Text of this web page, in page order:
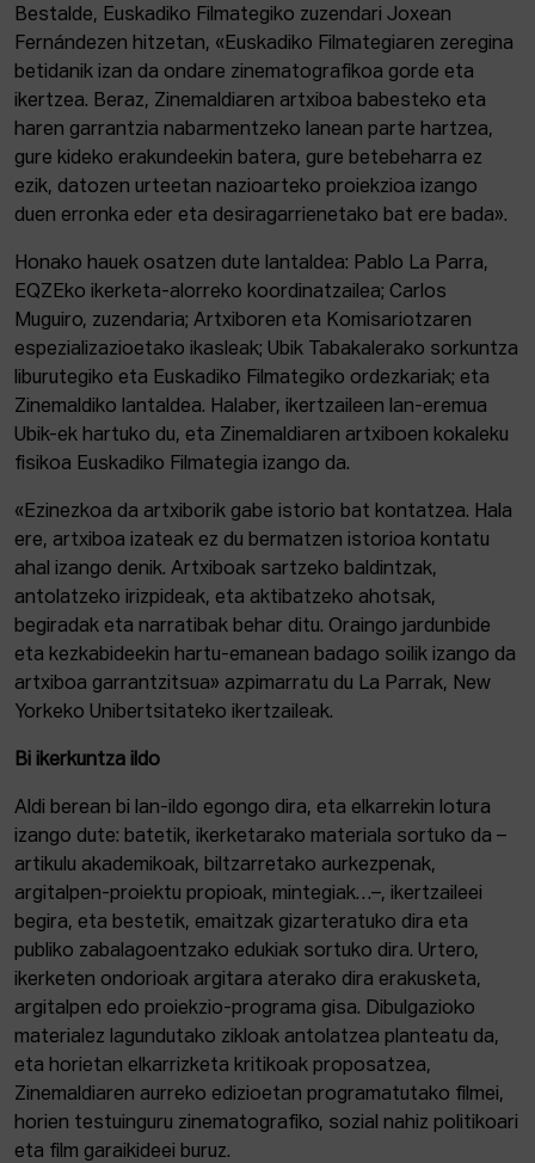
Bestalde, Euskadiko Filmategiko zuzendari Joxean
Fernándezen hitzetan, «Euskadiko Filmategiaren zeregina
betidanik izan da ondare zinematografikoa gorde eta
ikertzea. Beraz, Zinemaldiaren artxiboa babesteko eta
haren garrantzia nabarmentzeko lanean parte hartzea,
gure kideko erakundeekin batera, gure betebeharra ez
ezik, datozen urteetan nazioarteko proiekzioa izango
duen erronka eder eta desiragarrienetako bat ere bada».
Honako hauek osatzen dute lantaldea: Pablo La Parra,
EQZEko ikerketa-alorreko koordinatzailea; Carlos
Muguiro, zuzendaria; Artxiboren eta Komisariotzaren
espezializazioetako ikasleak; Ubik Tabakalerako sorkuntza
liburutegiko eta Euskadiko Filmategiko ordezkariak; eta
Zinemaldiko lantaldea. Halaber, ikertzaileen lan-eremua
Ubik-ek hartuko du, eta Zinemaldiaren artxiboen kokaleku
fisikoa Euskadiko Filmategia izango da.
«Ezinezkoa da artxiborik gabe istorio bat kontatzea. Hala
ere, artxiboa izateak ez du bermatzen istorioa kontatu
ahal izango denik. Artxiboak sartzeko baldintzak,
antolatzeko irizpideak, eta aktibatzeko ahotsak,
begiradak eta narratibak behar ditu. Oraingo jardunbide
eta kezkabideekin hartu-emanean badago soilik izango da
artxiboa garrantzitsua» azpimarratu du La Parrak, New
Yorkeko Unibertsitateko ikertzaileak.
Bi ikerkuntza ildo
Aldi berean bi lan-ildo egongo dira, eta elkarrekin lotura
izango dute: batetik, ikerketarako materiala sortuko da –
artikulu akademikoak, biltzarretako aurkezpenak,
argitalpen-proiektu propioak, mintegiak…–, ikertzaileei
begira, eta bestetik, emaitzak gizarteratuko dira eta
publiko zabalagoentzako edukiak sortuko dira. Urtero,
ikerketen ondorioak argitara aterako dira erakusketa,
argitalpen edo proiekzio-programa gisa. Dibulgazioko
materialez lagundutako zikloak antolatzea planteatu da,
eta horietan elkarrizketa kritikoak proposatzea,
Zinemaldiaren aurreko edizioetan programatutako filmei,
horien testuinguru zinematografiko, sozial nahiz politikoari
eta film garaikideei buruz.